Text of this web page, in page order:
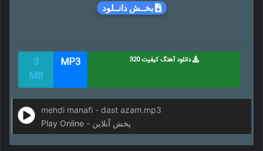
بخــش دانــلود
دانلود آهنگ کیفیت 320 MP3
3
MB
mehdi manafi - dast azam.mp3
Play Online - پخش آنلاین